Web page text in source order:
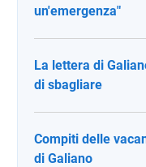
un'emergenza"
La lettera di
di sbagliare
Compiti delle
di Galiano